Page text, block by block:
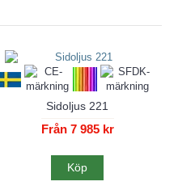
Sidoljus 221
Från 7 985 kr
Köp